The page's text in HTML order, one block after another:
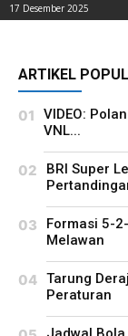
17 Desember 2025
ARTIKEL
VIDEO:
VNL...
BRI Super
Formasi 5-
Melawan
Tarung
Peraturan